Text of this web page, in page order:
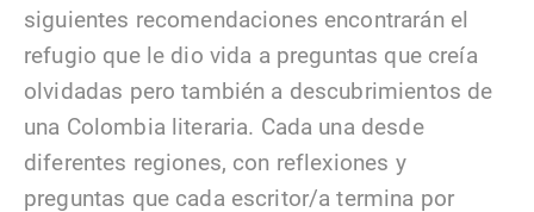
siguientes recomendaciones encontrarán el
refugio que le dio vida a preguntas que creía
olvidadas pero también a descubrimientos de
una Colombia literaria. Cada una desde
diferentes regiones, con reflexiones y
preguntas que cada escritor/a termina por